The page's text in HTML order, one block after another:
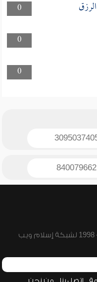
0
0
0
840079662
اتصل بنا من نحن